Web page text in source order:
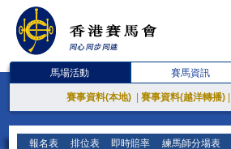
馬場活動 賽馬資訊
賽事資料(本地) 賽事資料(越洋轉播)
報名表 排位表 即時賠率 練馬師分場表